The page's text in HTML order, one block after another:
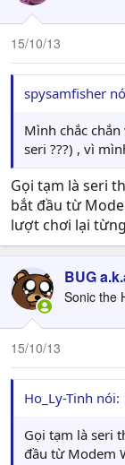
i
o
n
:
15/10/13
spysamfisher
Mình chắc
seri ???) , vì
Gọi tạm là seri
bắt đầu từ
lượt chơi lại
BUG
Sonic the
15/10/13
Ho_Ly-Tinh nói:
Gọi tạm là seri
đầu từ Modem